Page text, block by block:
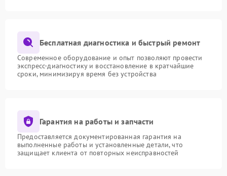
Бесплатная диагностика и быстрый ремонт
Современное оборудование и опыт позволяют провести
экспресс-диагностику и восстановление в кратчайшие
сроки, минимизируя время без устройства
Гарантия на работы и запчасти
Предоставляется документированная гарантия на
выполненные работы и установленные детали, что
защищает клиента от повторных неисправностей